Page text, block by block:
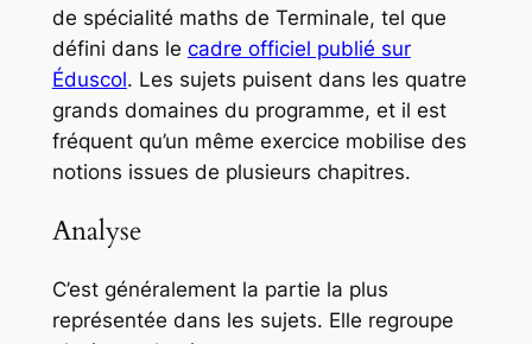
de spécialité maths de Terminale, tel que
défini dans le cadre officiel publié sur
Éduscol. Les sujets puisent dans les quatre
grands domaines du programme, et il est
fréquent qu’un même exercice mobilise des
notions issues de plusieurs chapitres.
Analyse
C’est généralement la partie la plus
représentée dans les sujets. Elle regroupe